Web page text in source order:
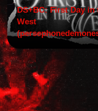
DS+BC: First Day in
West